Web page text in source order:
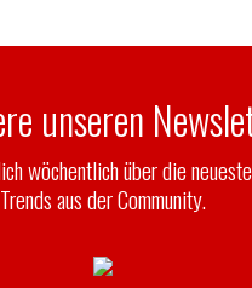
unseren
wöchentlich über die
Trends aus der Community.